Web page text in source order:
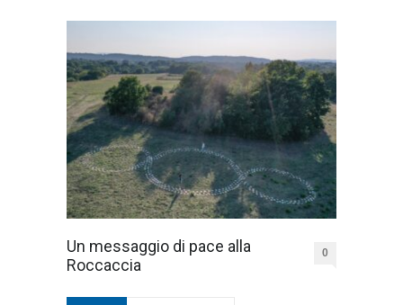
Un messaggio di pace alla
Roccaccia
0